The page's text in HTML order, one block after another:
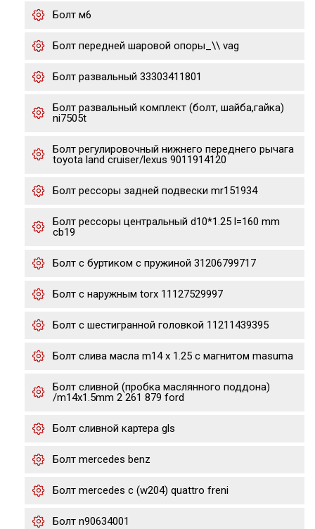
Болт м6
Болт передней шаровой опоры_\\ vag
Болт развальный 33303411801
Болт развальный комплект (болт, шайба,гайка)
ni7505t
Болт регулировочный нижнего переднего рычага
toyota land cruiser/lexus 9011914120
Болт рессоры задней подвески mr151934
Болт рессоры центральный d10*1.25 l=160 mm
cb19
Болт с буртиком с пружиной 31206799717
Болт с наружным torx 11127529997
Болт с шестигранной головкой 11211439395
Болт слива масла m14 x 1.25 с магнитом masuma
Болт сливной (пробка маслянного поддона)
/m14x1.5mm 2 261 879 ford
Болт сливной картера gls
Болт mercedes benz
Болт mercedes c (w204) quattro freni
Болт n90634001